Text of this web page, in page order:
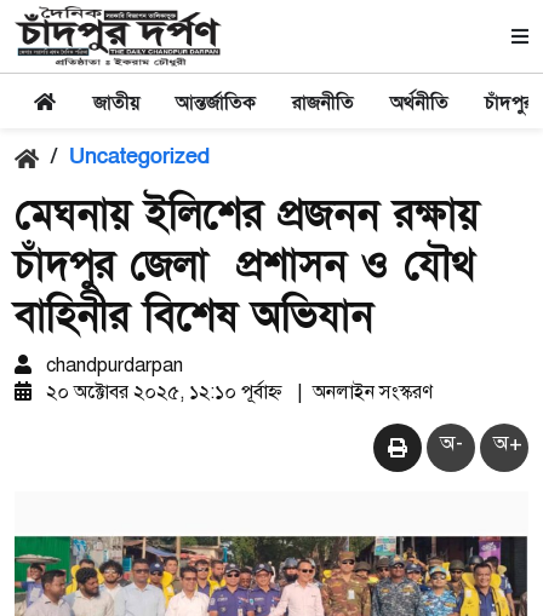
জাতীয় আন্তর্জাতিক রাজনীতি অর্থনীতি চাঁদপুর
/ Uncategorized
মেঘনায় ইলিশের প্রজনন রক্ষায়
চাঁদপুর জেলা প্রশাসন ও যৌথ
বাহিনীর বিশেষ অভিযান
chandpurdarpan
২০ অক্টোবর ২০২৫, ১২:১০ পূর্বাহ্ন
অনলাইন সংস্করণ
অ- অ+